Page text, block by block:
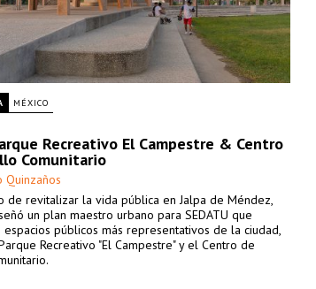
MÉXICO
Recreativo El Campestre & Centro
Comunitario
Quinzaños
de revitalizar la vida pública en Jalpa de Méndez,
un plan maestro urbano para SEDATU que
públicos más representativos de la ciudad,
Recreativo "El Campestre" y el Centro de